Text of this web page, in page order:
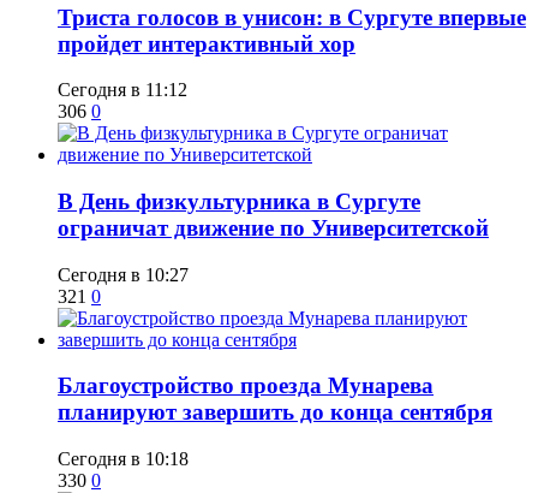
​Триста голосов в унисон: в Сургуте впервые
пройдет интерактивный хор
Сегодня в 11:12
306 0
​В День физкультурника в Сургуте
ограничат движение по Университетской
Сегодня в 10:27
321 0
Благоустройство проезда Мунарева
планируют завершить до конца сентября
Сегодня в 10:18
330 0